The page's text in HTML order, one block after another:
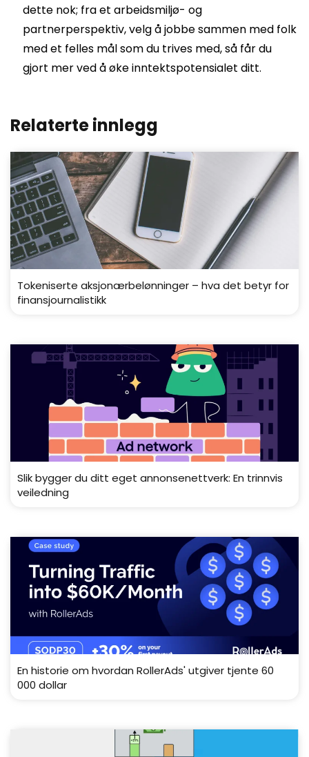
dette nok; fra et arbeidsmiljø- og
partnerperspektiv, velg å jobbe sammen med folk
med et felles mål som du trives med, så får du
gjort mer ved å øke inntektspotensialet ditt.
Relaterte innlegg
Tokeniserte aksjonærbelønninger – hva det betyr for
finansjournalistikk
Slik bygger du ditt eget annonsenettverk: En trinnvis
veiledning
En historie om hvordan RollerAds' utgiver tjente 60
000 dollar